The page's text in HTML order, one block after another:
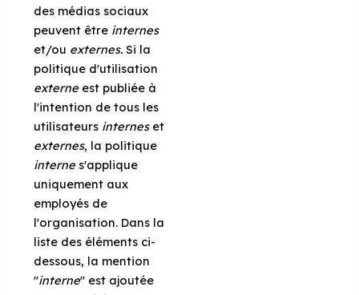
des médias sociaux
peuvent être internes
et/ou externes. Si la
politique d'utilisation
externe est publiée à
l'intention de tous les
utilisateurs interneset
externes, la politique
interne s'applique
uniquement aux
employés de
l'organisation. Dans la
liste des éléments ci-
dessous, la mention
"interne" est ajoutée